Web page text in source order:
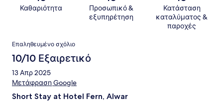
Καθαριότητα
Προσωπικό &
εξυπηρέτηση
Κατάσταση
καταλύματος &
παροχές
Σχόλια
Επαληθευμένο σχόλιο
10/10 Εξαιρετικό
13 Απρ 2025
Μετάφραση Google
Short Stay at Hotel Fern, Alwar